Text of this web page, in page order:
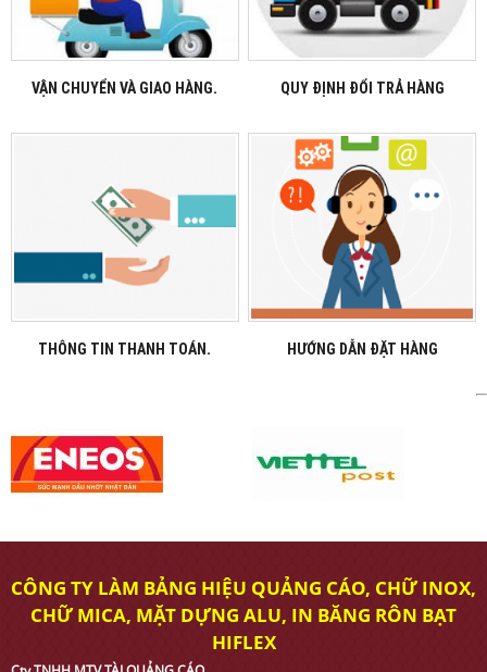
VẬN CHUYỂN VÀ GIAO HÀNG. QUY ĐỊNH ĐỔI TRẢ HÀNG
THÔNG TIN THANH TOÁN. HƯỚNG DẪN ĐẶT HÀNG
CÔNG TY LÀM BẢNG HIỆU QUẢNG CÁO, CHỮ INOX,
CHỮ MICA, MẶT DỰNG ALU, IN BĂNG RÔN BẠT
HIFLEX